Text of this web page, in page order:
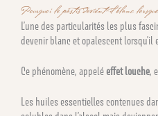
Pourquoi le pastis devient-il blanc
L’une des particularités les plus
devenir blanc et opalescent lorsqu’il
Ce phénomène, appelé effet louche,
Les huiles essentielles contenues